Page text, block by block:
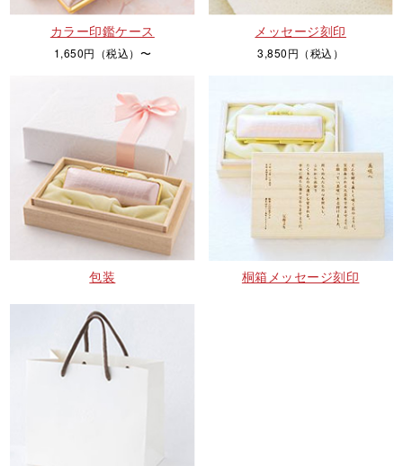
カラー印鑑ケース
1,650円（税込）〜
メッセージ刻印
3,850円（税込）
包装 桐箱メッセージ刻印